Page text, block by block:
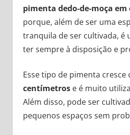
pimenta dedo-de-moça em
porque, além de ser uma
tranquila de ser cultivada, é
ter sempre à disposição e
Esse tipo de pimenta cresce
centímetrose é muito
Além disso, pode ser
pequenos espaços sem